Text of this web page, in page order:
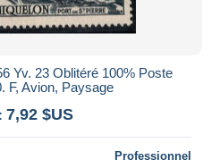
Yv. 23 Oblitéré 100% Poste
F, Avion, Paysage
7,92 $US
Professionnel